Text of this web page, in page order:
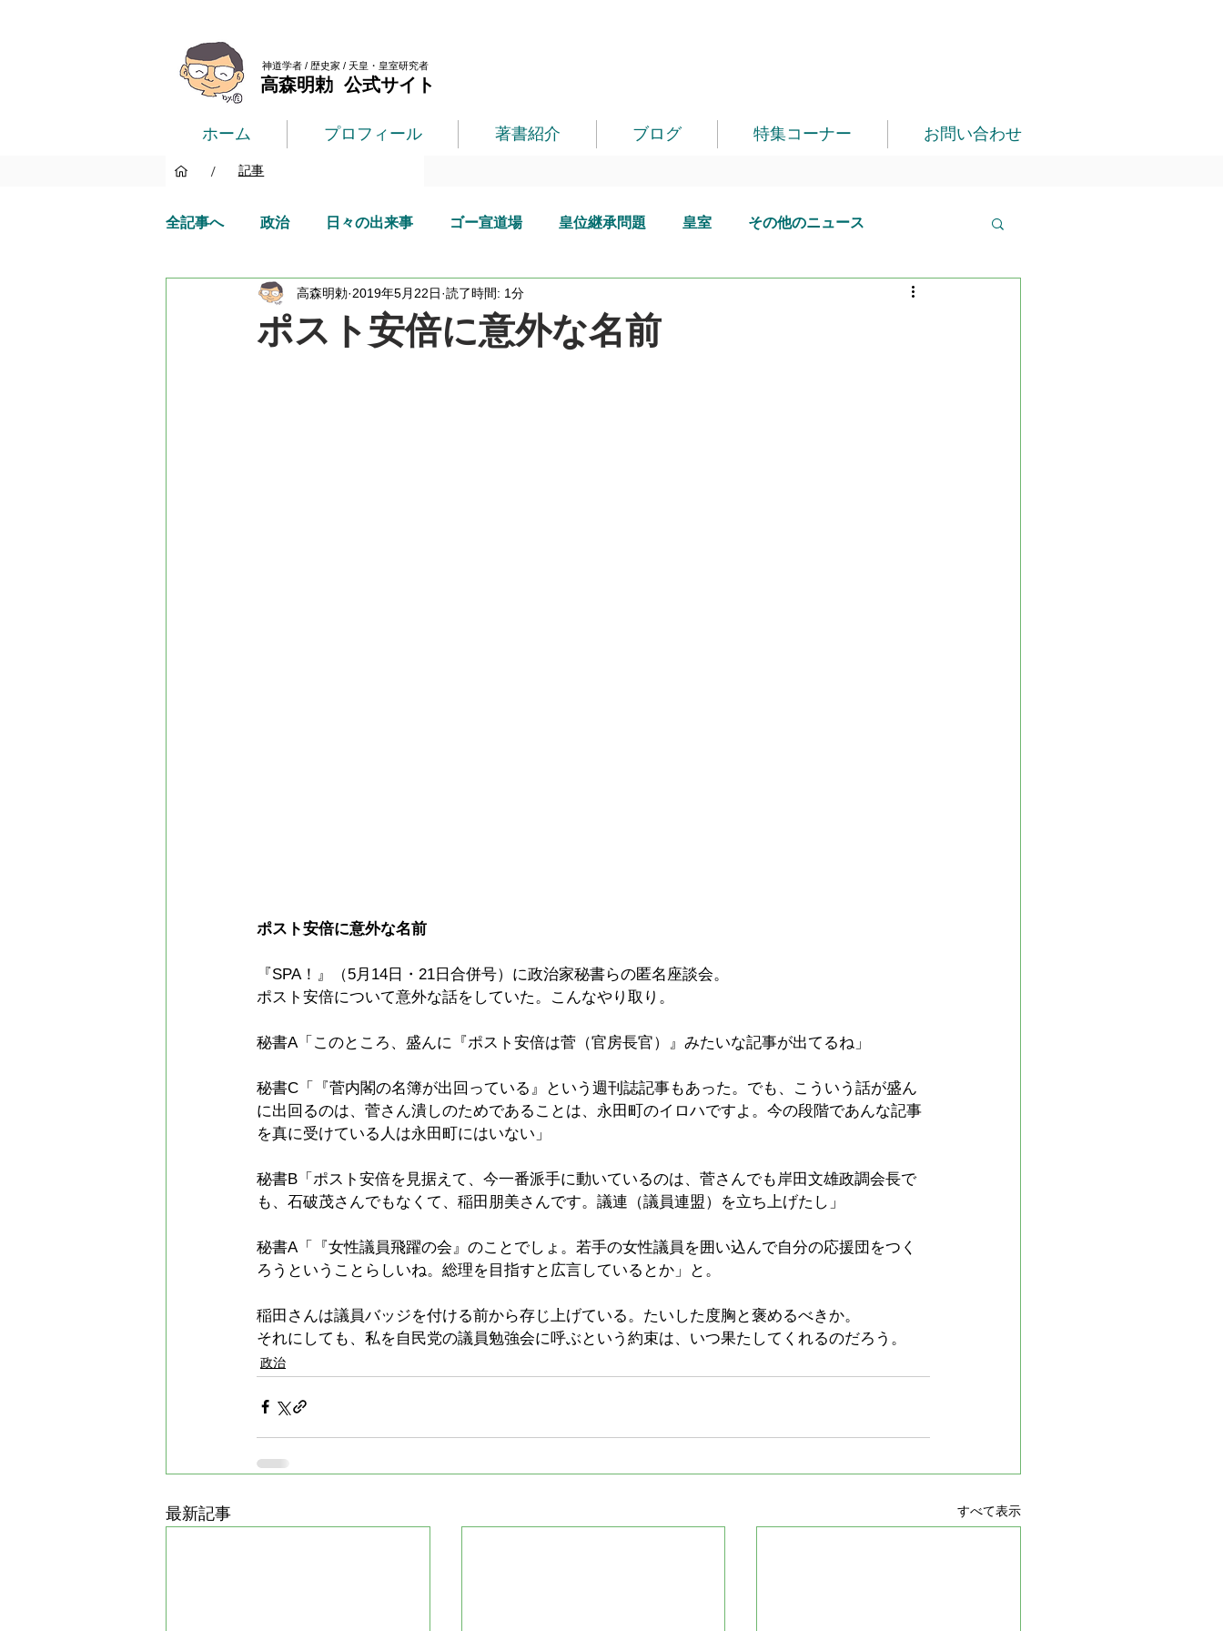
神道学者 / 歴史家 / 天皇・皇室研究者
高森明勅 公式サイト
ホーム プロフィール 著書紹介 ブログ 特集コーナー お問い合わせ
/ 記事
全記事へ 政治 日々の出来事 ゴー宣道場 皇位継承問題 皇室 その他のニュース
ポスト安倍に意外な名前
高森明勅 2019年5月22日 読了時間: 1分
ポスト安倍に意外な名前
『SPA！』（5月14日・21日合併号）に政治家秘書らの匿名座談会。
ポスト安倍について意外な話をしていた。こんなやり取り。
秘書A「このところ、盛んに『ポスト安倍は菅（官房長官）』みたいな記事が出てるね」
秘書C「『菅内閣の名簿が出回っている』という週刊誌記事もあった。でも、こういう話が盛ん
に出回るのは、菅さん潰しのためであることは、永田町のイロハですよ。今の段階であんな記事
を真に受けている人は永田町にはいない」
秘書B「ポスト安倍を見据えて、今一番派手に動いているのは、菅さんでも岸田文雄政調会長で
も、石破茂さんでもなくて、稲田朋美さんです。議連（議員連盟）を立ち上げたし」
秘書A「『女性議員飛躍の会』のことでしょ。若手の女性議員を囲い込んで自分の応援団をつく
ろうということらしいね。総理を目指すと広言しているとか」と。
稲田さんは議員バッジを付ける前から存じ上げている。たいした度胸と褒めるべきか。
それにしても、私を自民党の議員勉強会に呼ぶという約束は、いつ果たしてくれるのだろう。
政治
最新記事 すべて表示